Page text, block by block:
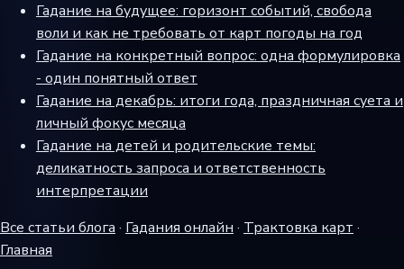
Гадание на будущее: горизонт событий, свобода
воли и как не требовать от карт погоды на год
Гадание на конкретный вопрос: одна формулировка
- один понятный ответ
Гадание на декабрь: итоги года, праздничная суета и
личный фокус месяца
Гадание на детей и родительские темы:
деликатность запроса и ответственность
интерпретации
Все статьи блога · Гадания онлайн · Трактовка карт ·
Главная